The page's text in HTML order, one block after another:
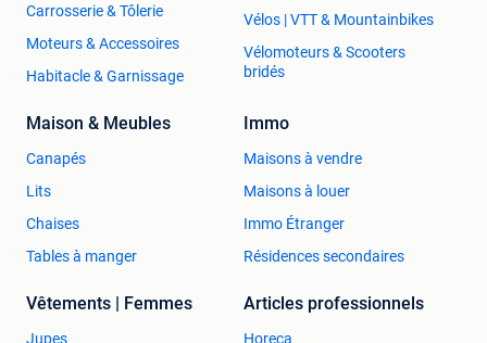
Carrosserie & Tôlerie
Moteurs & Accessoires
Habitacle & Garnissage
Vélos | VTT & Mountainbikes
Vélomoteurs & Scooters
bridés
Maison & Meubles
Canapés
Lits
Chaises
Tables à manger
Immo
Maisons à vendre
Maisons à louer
Immo Étranger
Résidences secondaires
Vêtements | Femmes
Jupes
Articles professionnels
Horeca